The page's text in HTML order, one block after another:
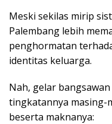
Meski sekilas mirip
Palembang lebih
penghormatan
identitas keluarga.
Nah, gelar
tingkatannya masing-
beserta maknanya: